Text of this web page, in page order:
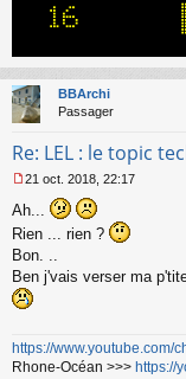
n
l
u
BBArchi
Passager
Re: LEL : le topic
e
a
g
e
n
l
21 oct. 2018, 22:17
Ah...
Rien ... rien ?
Bon. ..
Ben j'vais verser ma
https://www.youtube.com/
Rhone-Océan >>> https://